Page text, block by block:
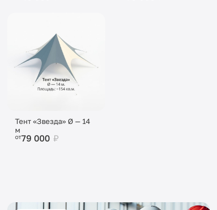
Тент «Звезда» Ø — 14
м
от79 000 ₽